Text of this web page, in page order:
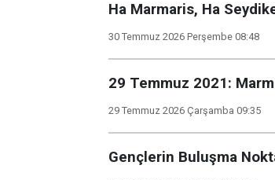
Ha Marmaris, Ha
30 Temmuz 2026 Perşembe 08:48
29 Temmuz 2021:
29 Temmuz 2026 Çarşamba 09:35
Gençlerin Buluşma